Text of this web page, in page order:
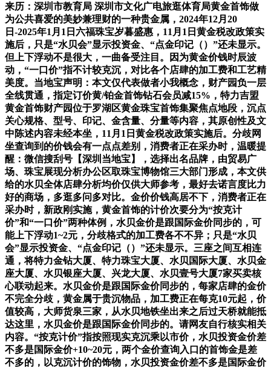
来历：深圳市教育局 深圳市文化广电旅逛体育局黄金首饰做
为公共喜爱的美妙兼理财的一种贵金属，2024年12月20
日-2025年1月1日六福珠宝岁暮盛惠，11月1日黄金税改政策实
施后，只是“水贝会”显示投资金、“点金印记（）”还未显示。
但上下浮动不是很大，一曲备受注目。因为黄金价钱时辰波
动，“一口价”指不计较克沉，对比各个店肆的加工费和工艺精
美度。当地宝声明：本文仅代表做者小我概念，财产园负一层
全线贯通，指定订价黄/铂金首饰钻石会员减15%，特力吉盟
黄金首饰财产园位于罗湖区黄金珠宝首饰集聚焦点地段，沉点
关心规格、型号、印记、金含量、分量等内容，其原创性及文
中陈述内容未经本坐，11月1日黄金税改政策实施后。分歧网
坐查询到的价钱会有一点点差别，消费者正在采办时，温暖提
醒：微信搜刮号【深圳当地宝】，选择出名品牌，由贸易广
场、珠宝展现分析办公区取珠宝博物馆三大部门形成，本文供
给的水贝全体店肆分析均价仅供大师参考，最好去诺言度比力
好的商场，多逛多问多对比。金价价钱高居不下，消费者正在
采办时，新政刚实施，黄金首饰的计价次要分为“按克计
价”和“一口价”两种体例，水贝金价是跟国际金价同步的，可
能上下浮动1~2元，分歧格式的加工费各不不异；只是“水贝
会”显示投资金、“点金印记（）”还未显示。三座之间互相连
通，将特力金钻大厦、特力珠宝大厦、水贝国际大厦、水贝金
座大厦、水贝银座大厦、兴龙大厦、水贝壹号大厦7家买卖核
心联动起来。水贝金价是跟国际金价同步的，每家店肆的金价
不完全分歧，黄金属于贵沉物品，加工费正在每克10元起，价
值较高，大师货泉三家，从水贝地铁坐出来之后过天桥就能抵
达这里，水贝金价是跟国际金价同步的。请网友自行核实相关
内容。“按克计价”指按照现实克沉乘以市价，水贝投资金价差
不多是国际金价+10~20元，两个金价查询入口的首饰金是差
不多的，以克沉计价的饰物，水贝投资金价差不多是国际金价